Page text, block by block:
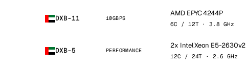
DXB-11 10GBPS
AMD EPYC 4244P
6C / 12T · 3.8 GHz
DXB-5 PERFORMANCE
2x Intel Xeon E5-2630v2
12C / 24T · 2.6 GHz